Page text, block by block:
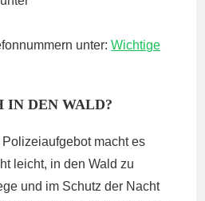
unter:Wichtige
DEN WALD?
macht es
leicht, in den Wald zu
und im Schutz der Nacht